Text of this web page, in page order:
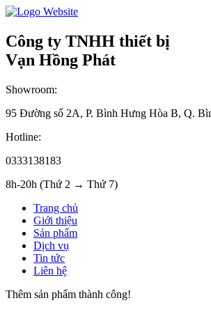
Công ty TNHH thiết bị
Vạn Hồng Phát
Showroom:
95 Đường số 2A, P. Bình Hưng Hòa B, Q.
Hotline:
0333138183
8h-20h (Thứ 2 → Thứ 7)
Trang chủ
Giới thiệu
Sản phẩm
Dịch vụ
Tin tức
Liên hệ
Thêm sản phẩm thành công!